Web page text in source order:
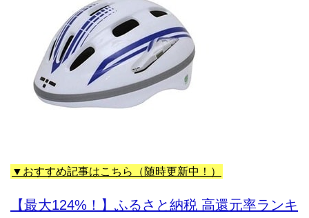
▼おすすめ記事はこちら（随時更新中！）
【最大124%！】ふるさと納税 高還元率ランキ